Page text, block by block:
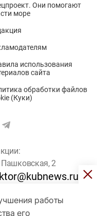
работы
его
Они помогают
море
использования
сайта
обработки файлов
(Куки)
Пашковская, 2
16 лет